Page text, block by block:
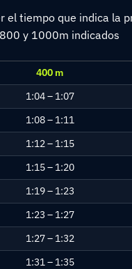
el tiempo que indica
y 1000m indicados
400 m
1:04 – 1:07
1:08 – 1:11
1:12 – 1:15
1:15 – 1:20
1:19 – 1:23
1:23 – 1:27
1:27 – 1:32
1:31 – 1:35